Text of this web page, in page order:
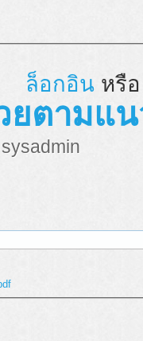
ล็อกอิน หรื
ยตามแ